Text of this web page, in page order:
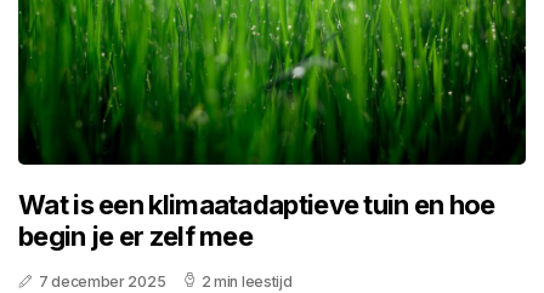
Wat is een klimaatadaptieve tuin en hoe
begin je er zelf mee
7 december 2025 2 min leestijd